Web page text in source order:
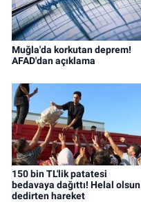
Muğla'da korkutan deprem!
AFAD'dan açıklama
150 bin TL'lik patatesi
bedavaya dağıttı! Helal olsun
dedirten hareket